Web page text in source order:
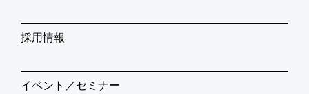
採用情報
イベント／セミナー